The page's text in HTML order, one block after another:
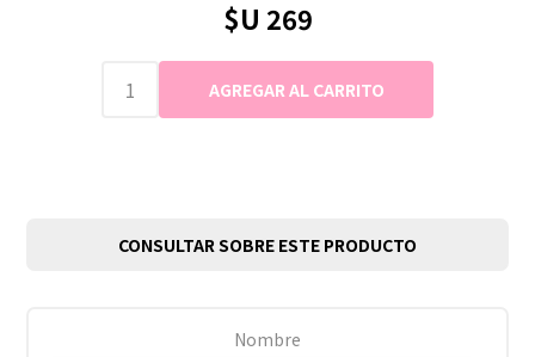
$U 269
CONSULTAR SOBRE ESTE PRODUCTO
Nombre